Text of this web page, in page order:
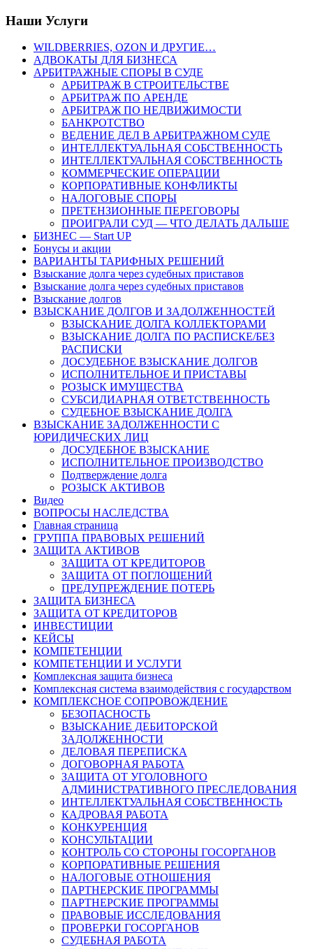
Наши Услуги
WILDBERRIES, OZON И ДРУГИЕ…
АДВОКАТЫ ДЛЯ БИЗНЕСА
АРБИТРАЖНЫЕ СПОРЫ В СУДЕ
АРБИТРАЖ В СТРОИТЕЛЬСТВЕ
АРБИТРАЖ ПО АРЕНДЕ
АРБИТРАЖ ПО НЕДВИЖИМОСТИ
БАНКРОТСТВО
ВЕДЕНИЕ ДЕЛ В АРБИТРАЖНОМ СУДЕ
ИНТЕЛЛЕКТУАЛЬНАЯ СОБСТВЕННОСТЬ
ИНТЕЛЛЕКТУАЛЬНАЯ СОБСТВЕННОСТЬ
КОММЕРЧЕСКИЕ ОПЕРАЦИИ
КОРПОРАТИВНЫЕ КОНФЛИКТЫ
НАЛОГОВЫЕ СПОРЫ
ПРЕТЕНЗИОННЫЕ ПЕРЕГОВОРЫ
ПРОИГРАЛИ СУД — ЧТО ДЕЛАТЬ ДАЛЬШЕ
БИЗНЕС — Start UP
Бонусы и акции
ВАРИАНТЫ ТАРИФНЫХ РЕШЕНИЙ
Взыскание долга через судебных приставов
Взыскание долга через судебных приставов
Взыскание долгов
ВЗЫСКАНИЕ ДОЛГОВ И ЗАДОЛЖЕННОСТЕЙ
ВЗЫСКАНИЕ ДОЛГА КОЛЛЕКТОРАМИ
ВЗЫСКАНИЕ ДОЛГА ПО РАСПИСКЕ/БЕЗ
РАСПИСКИ
ДОСУДЕБНОЕ ВЗЫСКАНИЕ ДОЛГОВ
ИСПОЛНИТЕЛЬНОЕ И ПРИСТАВЫ
РОЗЫСК ИМУЩЕСТВА
СУБСИДИАРНАЯ ОТВЕТСТВЕННОСТЬ
СУДЕБНОЕ ВЗЫСКАНИЕ ДОЛГА
ВЗЫСКАНИЕ ЗАДОЛЖЕННОСТИ С
ЮРИДИЧЕСКИХ ЛИЦ
ДОСУДЕБНОЕ ВЗЫСКАНИЕ
ИСПОЛНИТЕЛЬНОЕ ПРОИЗВОДСТВО
Подтверждение долга
РОЗЫСК АКТИВОВ
Видео
ВОПРОСЫ НАСЛЕДСТВА
Главная страница
ГРУППА ПРАВОВЫХ РЕШЕНИЙ
ЗАЩИТА АКТИВОВ
ЗАЩИТА ОТ КРЕДИТОРОВ
ЗАЩИТА ОТ ПОГЛОЩЕНИЙ
ПРЕДУПРЕЖДЕНИЕ ПОТЕРЬ
ЗАЩИТА БИЗНЕСА
ЗАЩИТА ОТ КРЕДИТОРОВ
ИНВЕСТИЦИИ
КЕЙСЫ
КОМПЕТЕНЦИИ
КОМПЕТЕНЦИИ И УСЛУГИ
Комплексная защита бизнеса
Комплексная система взаимодействия с государством
КОМПЛЕКСНОЕ СОПРОВОЖДЕНИЕ
БЕЗОПАСНОСТЬ
ВЗЫСКАНИЕ ДЕБИТОРСКОЙ
ЗАДОЛЖЕННОСТИ
ДЕЛОВАЯ ПЕРЕПИСКА
ДОГОВОРНАЯ РАБОТА
ЗАЩИТА ОТ УГОЛОВНОГО
АДМИНИСТРАТИВНОГО ПРЕСЛЕДОВАНИЯ
ИНТЕЛЛЕКТУАЛЬНАЯ СОБСТВЕННОСТЬ
КАДРОВАЯ РАБОТА
КОНКУРЕНЦИЯ
КОНСУЛЬТАЦИИ
КОНТРОЛЬ СО СТОРОНЫ ГОСОРГАНОВ
КОРПОРАТИВНЫЕ РЕШЕНИЯ
НАЛОГОВЫЕ ОТНОШЕНИЯ
ПАРТНЕРСКИЕ ПРОГРАММЫ
ПАРТНЕРСКИЕ ПРОГРАММЫ
ПРАВОВЫЕ ИССЛЕДОВАНИЯ
ПРОВЕРКИ ГОСОРГАНОВ
СУДЕБНАЯ РАБОТА